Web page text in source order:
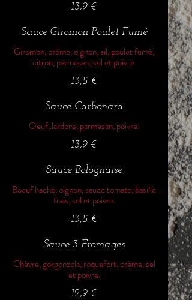
13,9 €
Sauce Giromon Poulet Fumé
Giromon, crème, oignon, ail, poulet fumé,
citron, parmesan, sel et poivre.
13,5 €
Sauce Carbonara
Oeuf, lardons, parmesan, poivre.
13,9 €
Sauce Bolognaise
Boeuf haché, oignon, sauce tomate, basilic
frais, sel et poivre.
13,5 €
Sauce 3 Fromages
Chèvre, gorgonzola, roquefort, crème, sel
et poivre.
12,9 €